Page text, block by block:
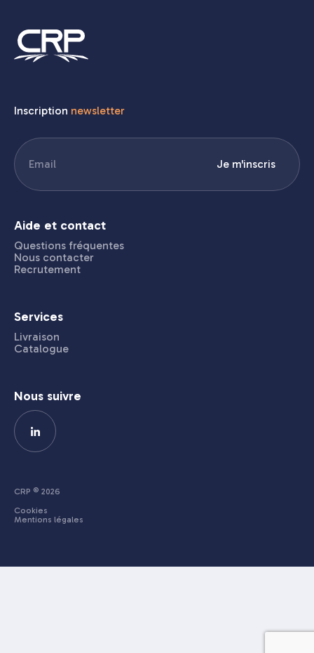
Inscription newsletter
E-
mail (Nécessaire) Je m'inscris
Aide et contact
Questions fréquentes
Nous contacter
Recrutement
Services
Livraison
Catalogue
Nous suivre
CRP © 2026
Cookies
Mentions légales